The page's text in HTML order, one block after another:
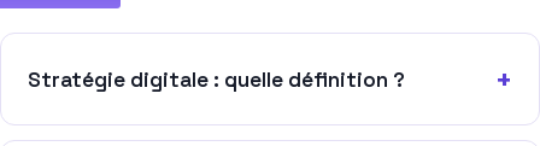
Stratégie digitale : quelle définition ?